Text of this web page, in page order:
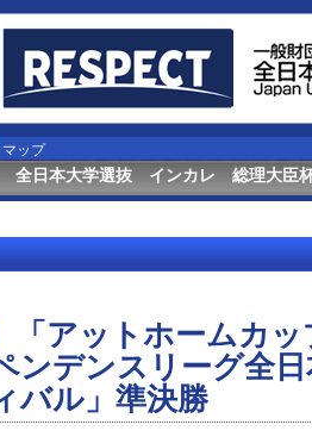
ップ
全日本大学選抜 インカレ 総理大臣
「アットホームカ
ンデンスリーグ全
バル」準決勝